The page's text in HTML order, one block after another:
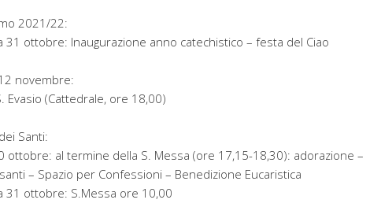
2021/22:
31 ottobre: Inaugurazione anno catechistico – festa del Ciao
novembre:
Evasio (Cattedrale, ore 18,00)
Santi:
ottobre: al termine della S. Messa (ore 17,15-18,30): adorazione –
– Spazio per Confessioni – Benedizione Eucaristica
31 ottobre: S.Messa ore 10,00